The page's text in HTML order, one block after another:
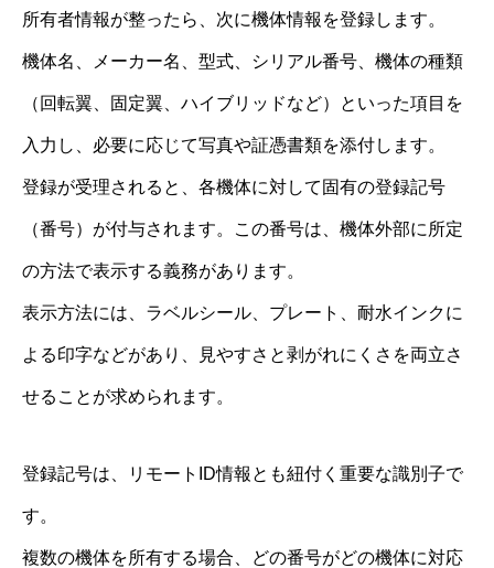
所有者情報が整ったら、次に機体情報を登録します。
機体名、メーカー名、型式、シリアル番号、機体の種類
（回転翼、固定翼、ハイブリッドなど）といった項目を
入力し、必要に応じて写真や証憑書類を添付します。
登録が受理されると、各機体に対して固有の登録記号
（番号）が付与されます。この番号は、機体外部に所定
の方法で表示する義務があります。
表示方法には、ラベルシール、プレート、耐水インクに
よる印字などがあり、見やすさと剥がれにくさを両立さ
せることが求められます。
登録記号は、リモートID情報とも紐付く重要な識別子で
す。
複数の機体を所有する場合、どの番号がどの機体に対応